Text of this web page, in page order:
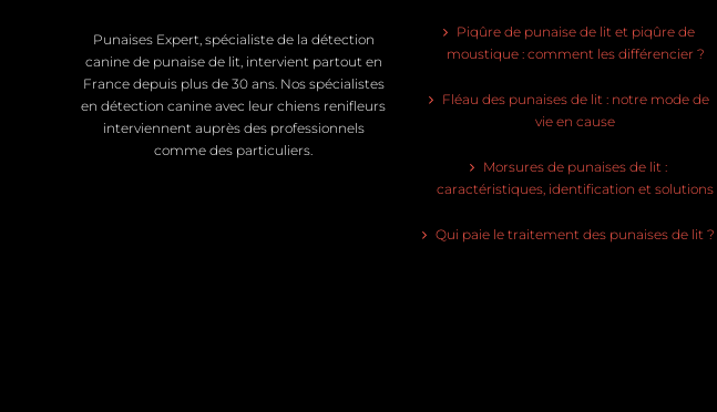
Punaises Expert, spécialiste de la détection
canine de punaise de lit, intervient partout en
France depuis plus de 30 ans. Nos spécialistes
en détection canine avec leur chiens renifleurs
interviennent auprès des professionnels
comme des particuliers.
Piqûre de punaise de lit et piqûre de
moustique : comment les différencier ?
Fléau des punaises de lit : notre mode de
vie en cause
Morsures de punaises de lit :
caractéristiques, identification et solutions
Qui paie le traitement des punaises de lit ?